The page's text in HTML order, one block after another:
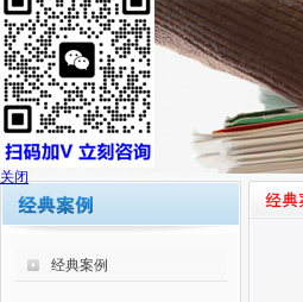
经典案例
关闭